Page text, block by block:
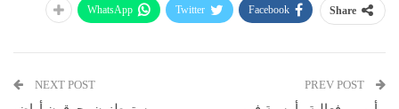
Share
Facebook
Twitter
WhatsApp
NEXT POST